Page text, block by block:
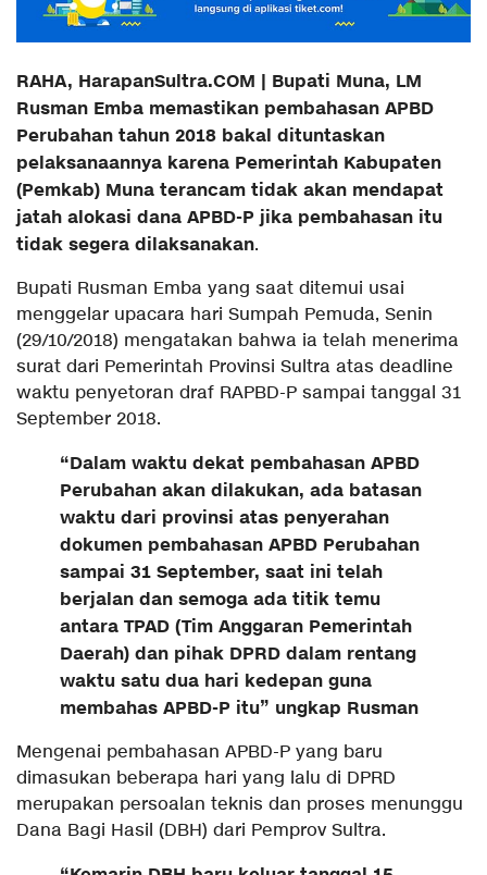
RAHA, HarapanSultra.COM | Bupati Muna, LM
Rusman Emba memastikan pembahasan APBD
Perubahan tahun 2018 bakal dituntaskan
pelaksanaannya karena Pemerintah Kabupaten
(Pemkab) Muna terancam tidak akan mendapat
jatah alokasi dana APBD-P jika pembahasan itu
tidak segera dilaksanakan.
Bupati Rusman Emba yang saat ditemui usai
menggelar upacara hari Sumpah Pemuda, Senin
(29/10/2018) mengatakan bahwa ia telah menerima
surat dari Pemerintah Provinsi Sultra atas deadline
waktu penyetoran draf RAPBD-P sampai tanggal 31
September 2018.
“Dalam waktu dekat pembahasan APBD
Perubahan akan dilakukan, ada batasan
waktu dari provinsi atas penyerahan
dokumen pembahasan APBD Perubahan
sampai 31 September, saat ini telah
berjalan dan semoga ada titik temu
antara TPAD (Tim Anggaran Pemerintah
Daerah) dan pihak DPRD dalam rentang
waktu satu dua hari kedepan guna
membahas APBD-P itu” ungkap Rusman
Mengenai pembahasan APBD-P yang baru
dimasukan beberapa hari yang lalu di DPRD
merupakan persoalan teknis dan proses menunggu
Dana Bagi Hasil (DBH) dari Pemprov Sultra.